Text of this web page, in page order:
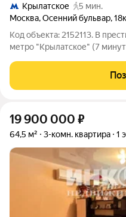
Крылатское
5 мин.
Москва,Осенний бульвар,
Код объекта: 2152113. В
метро "Крылатское" (7
на первом этаже 17-
пространства, из которых 19
19 900 000 ₽
64,5 м² 3-комн. квартира 1